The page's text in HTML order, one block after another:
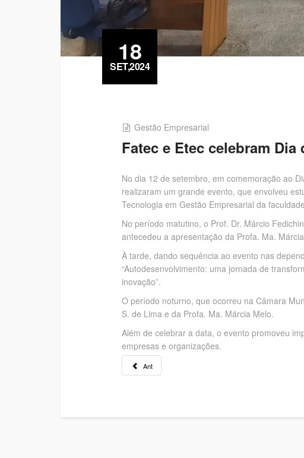
18
SET,2024
Gestão Empresarial
Fatec e Etec celebram
No dia 12 de setembro, em comemoração ao
realizaram um grande evento, que envolveu
Tecnologia em Gestão Empresarial da
No período matutino, o Prof. Dr. Márcio
antecedeu a apresentação da Profa. Ma.
À tarde, dando sequência ao evento nas
“Autodesenvolvimento: uma jornada de
inovação”.
O período noturno, que ocorreu na Câmara
S. de Lima e da Profa. Ma. Márcia Melo.
Além de celebrar a data, o evento promoveu
empresas e organizações.
Ant